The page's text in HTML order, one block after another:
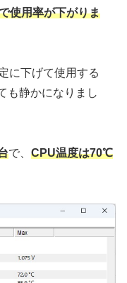
使用率が下がりま
に下げて使用する
も静かになりまし
で、 CPU温度は70℃